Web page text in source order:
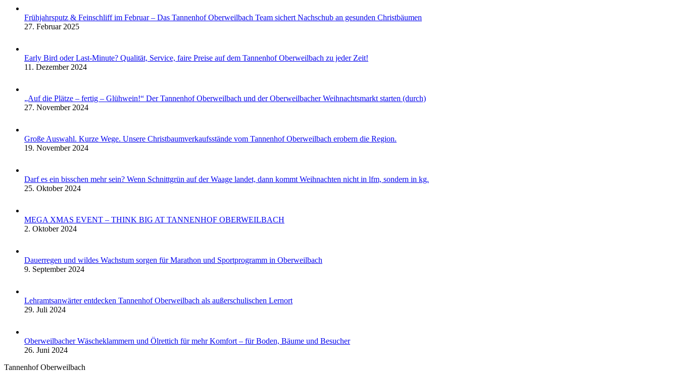
Frühjahrsputz & Feinschliff im Februar – Das Tannenhof Oberweilbach Team sichert Nachschub an gesunden Christbäumen
27. Februar 2025
Early Bird oder Last-Minute? Qualität, Service, faire Preise auf dem Tannenhof Oberweilbach zu jeder Zeit!
11. Dezember 2024
„Auf die Plätze – fertig – Glühwein!“ Der Tannenhof Oberweilbach und der Oberweilbacher Weihnachtsmarkt starten (durch)
27. November 2024
Große Auswahl. Kurze Wege. Unsere Christbaumverkaufsstände vom Tannenhof Oberweilbach erobern die Region.
19. November 2024
Darf es ein bisschen mehr sein? Wenn Schnittgrün auf der Waage landet, dann kommt Weihnachten nicht in lfm, sondern in kg.
25. Oktober 2024
MEGA XMAS EVENT – THINK BIG AT TANNENHOF OBERWEILBACH
2. Oktober 2024
Dauerregen und wildes Wachstum sorgen für Marathon und Sportprogramm in Oberweilbach
9. September 2024
Lehramtsanwärter entdecken Tannenhof Oberweilbach als außerschulischen Lernort
29. Juli 2024
Oberweilbacher Wäscheklammern und Ölrettich für mehr Komfort – für Boden, Bäume und Besucher
26. Juni 2024
Tannenhof Oberweilbach